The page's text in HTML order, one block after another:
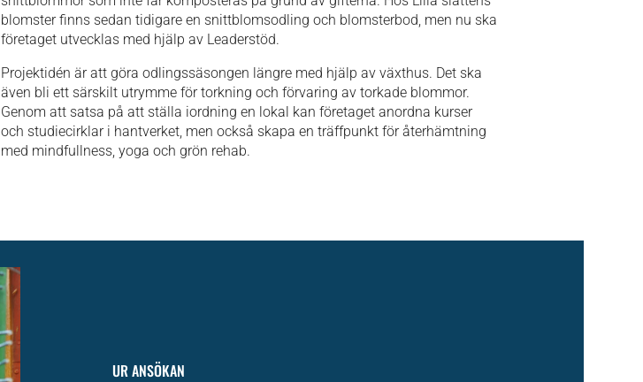
blomster finns sedan tidigare en snittblomsodling och blomsterbod , men nu ska
företaget utvecklas med hjälp av Leaderstöd.
Projektidén är att göra odlingssäsongen längre med hjälp av växthus. Det ska
även bli ett särskilt utrymme för torkning och förvaring av torkade blommor.
Genom att satsa på att ställa iordning en lokal kan företaget anordna kurser
och studiecirklar i hantverket, men också skapa en träffpunkt för återhämtning
med mindfullness , yoga och grön rehab.
UR ANSÖKAN